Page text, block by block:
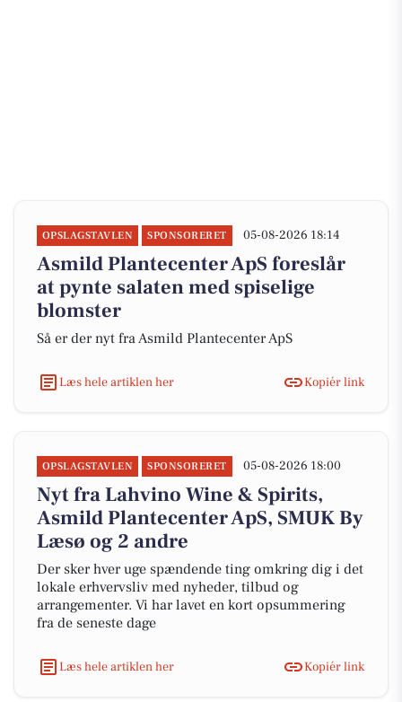
OPSLAGSTAVLEN SPONSORERET 05-08-2026 18:14
Asmild Plantecenter ApS foreslår
at pynte salaten med spiselige
blomster
Så er der nyt fra Asmild Plantecenter ApS
Læs hele artiklen her Kopiér link
OPSLAGSTAVLEN SPONSORERET 05-08-2026 18:00
Nyt fra Lahvino Wine & Spirits,
Asmild Plantecenter ApS, SMUK By
Læsø og 2 andre
Der sker hver uge spændende ting omkring dig i det
lokale erhvervsliv med nyheder, tilbud og
arrangementer. Vi har lavet en kort opsummering
fra de seneste dage
Læs hele artiklen her Kopiér link